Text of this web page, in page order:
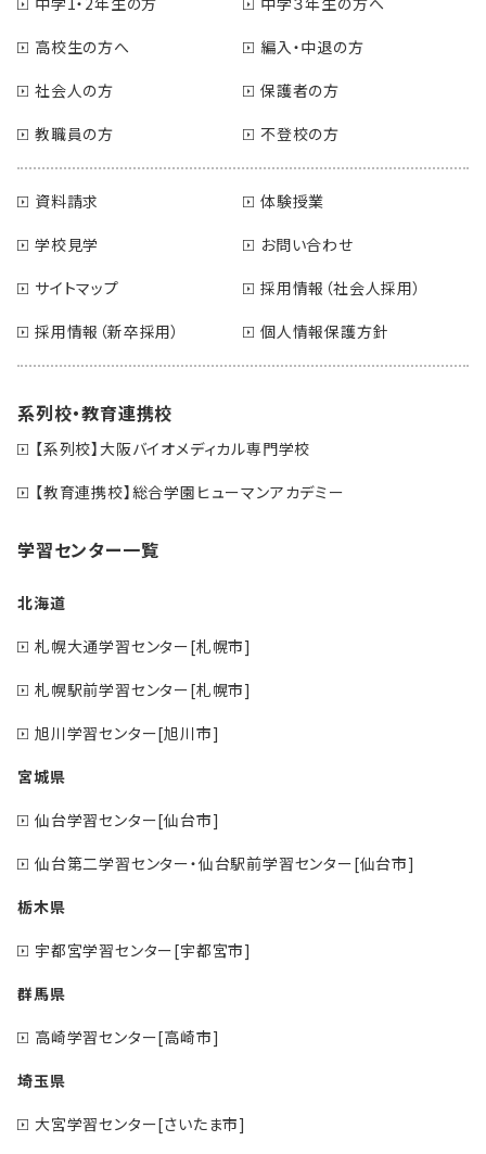
高校生の方へ
編入・中退の方
社会人の方
保護者の方
教職員の方
不登校の方
資料請求
体験授業
学校見学
お問い合わせ
サイトマップ
採用情報（社会人採用）
採用情報（新卒採用）
個人情報保護方針
系列校・教育連携校
【系列校】大阪バイオメディカル専門学校
【教育連携校】総合学園ヒューマンアカデミー
学習センター一覧
北海道
札幌大通学習センター[札幌市]
札幌駅前学習センター[札幌市]
旭川学習センター[旭川市]
宮城県
仙台学習センター[仙台市]
仙台第二学習センター・仙台駅前学習センター[仙台市]
栃木県
宇都宮学習センター[宇都宮市]
群馬県
高崎学習センター[高崎市]
埼玉県
大宮学習センター[さいたま市]